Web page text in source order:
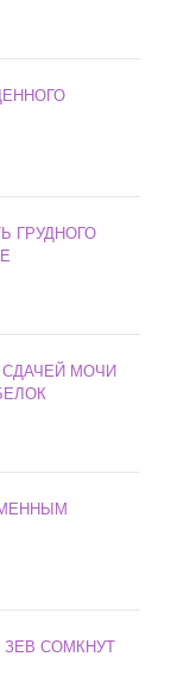
ГРУДНОГО
МОЧИ
ЗЕВ СОМКНУТ